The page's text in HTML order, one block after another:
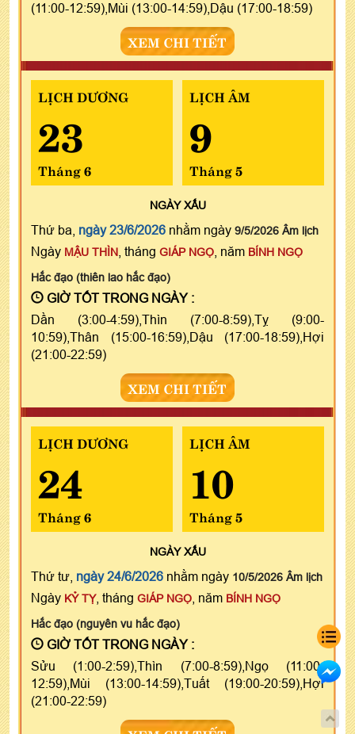
(11:00-12:59),Mùi (13:00-14:59),Dậu (17:00-18:59)
XEM CHI TIẾT
LỊCH DƯƠNG
23
Tháng 6
LỊCH ÂM
9
Tháng 5
NGÀYXẤU
Thứ ba, ngày 23/6/2026 nhằm ngày 9/5/2026 Âm lịch
Ngày MẬU THÌN , tháng GIÁP NGỌ , năm BÍNH NGỌ
Hắc đạo (thiên lao hắc đạo)
GIỜ TỐT TRONG NGÀY :
Dần (3:00-4:59),Thìn (7:00-8:59),Tỵ (9:00-
10:59),Thân (15:00-16:59),Dậu (17:00-18:59),Hợi
(21:00-22:59)
XEM CHI TIẾT
LỊCH DƯƠNG
24
Tháng 6
LỊCH ÂM
10
Tháng 5
NGÀYXẤU
Thứ tư, ngày 24/6/2026 nhằm ngày 10/5/2026 Âm lịch
Ngày KỶ TỴ, tháng GIÁP NGỌ , năm BÍNH NGỌ
Hắc đạo (nguyên vu hắc đạo)
GIỜ TỐT TRONG NGÀY :
Sửu (1:00-2:59),Thìn (7:00-8:59),Ngọ (11:00-
12:59),Mùi (13:00-14:59),Tuất (19:00-20:59),Hợi
(21:00-22:59)